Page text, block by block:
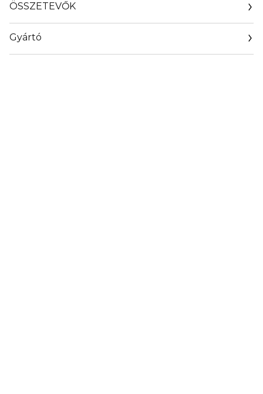
ÖSSZETEVŐK
Gyártó